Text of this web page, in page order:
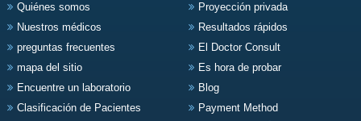
Quiénes somos
Nuestros médicos
preguntas frecuentes
mapa del sitio
Encuentre un laboratorio
Clasificación de Pacientes
Proyección privada
Resultados rápidos
El Doctor Consult
Es hora de probar
Blog
Payment Method